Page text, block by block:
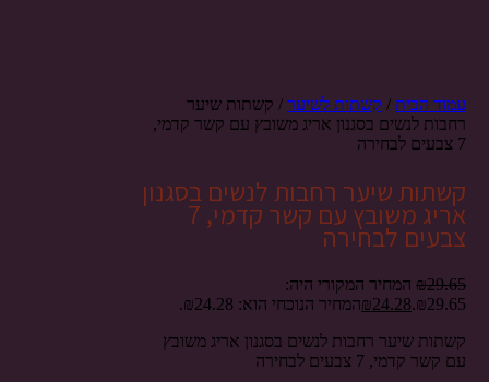
עמוד הבית/ קשתות לשיער/ קשתות שיער
רחבות לנשים בסגנון אריג משובץ עם קשר קדמי,
7 צבעים לבחירה
קשתות שיער רחבות לנשים בסגנון
אריג משובץ עם קשר קדמי, 7
צבעים לבחירה
₪29.65
המחיר המקורי היה:
₪29.65.
₪24.28
המחיר הנוכחי הוא: ₪24.28.
קשתות שיער רחבות לנשים בסגנון אריג משובץ
עם קשר קדמי, 7 צבעים לבחירה